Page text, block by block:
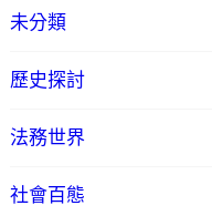
未分類
歷史探討
法務世界
社會百態